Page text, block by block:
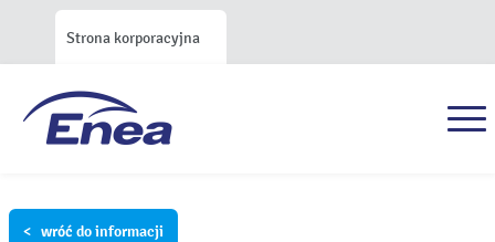
Strona korporacyjna
< wróć do informacji